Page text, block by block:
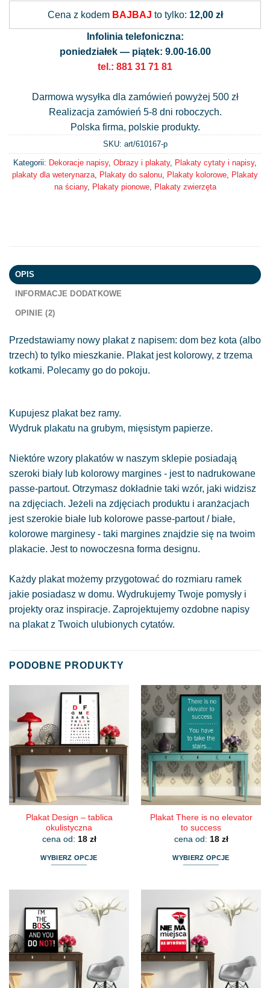
Cena z kodem BAJBAJ to tylko: 12,00 zł
Infolinia telefoniczna:
poniedziałek — piątek: 9.00-16.00
tel.: 881 31 71 81
Darmowa wysyłka dla zamówień powyżej 500 zł
Realizacja zamówień 5-8 dni roboczych.
Polska firma, polskie produkty.
SKU: art/610167-p
Kategorii: Dekoracje napisy, Obrazy i plakaty, Plakaty cytaty i napisy,
plakaty dla weterynarza
Plakaty do salonu Plakaty kolorowe
Plakaty
na ściany, Plakaty pionowe, Plakaty zwierzęta
OPIS
INFORMACJE DODATKOWE
OPINIE (2)
Przedstawiamy nowy plakat z napisem: dom bez kota (albo
trzech) to tylko mieszkanie. Plakat jest kolorowy, z trzema
kotkami. Polecamy go do pokoju.
Kupujesz plakat bez ramy.
Wydruk plakatu na grubym, mięsistym papierze.
Niektóre wzory plakatów w naszym sklepie posiadają
szeroki biały lub kolorowy margines - jest to nadrukowane
passe-partout. Otrzymasz dokładnie taki wzór, jaki widzisz
na zdjęciach. Jeżeli na zdjęciach produktu i aranżacjach
jest szerokie białe lub kolorowe passe-partout / białe,
kolorowe marginesy - taki margines znajdzie się na twoim
plakacie. Jest to nowoczesna forma designu.
Każdy plakat możemy przygotować do rozmiaru ramek
jakie posiadasz w domu. Wydrukujemy Twoje pomysły i
projekty oraz inspiracje. Zaprojektujemy ozdobne napisy
na plakat z Twoich ulubionych cytatów.
PODOBNE PRODUKTY
Plakat Design – tablica
okulistyczna
cena od: 18 zł
WYBIERZ OPCJE
wiele
wariantów.
Opcje
można
wybrać
na
stronie
Plakat There is no elevator
to success
cena od: 18 zł
WYBIERZ OPCJE
wiele
wariantów.
Opcje
można
wybrać
na
stronie